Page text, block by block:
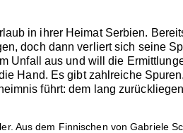
in ihrer Heimat Serbien.
doch dann verliert sich seine
Unfall aus und will die
Hand. Es gibt zahlreiche
führt: dem lang
Aus dem Finnischen von Gabriele